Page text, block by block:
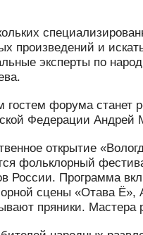
произведений и
эксперты по
форума станет
Федерации Андрей
открытие
фольклорный
России. Программа
сцены «Отава Ё»,
пряники. Мастера